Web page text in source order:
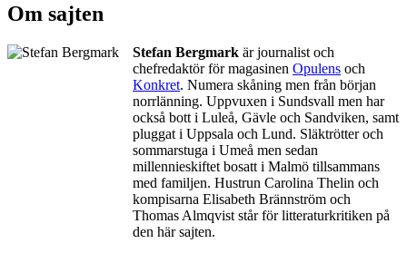
Om sajten
Stefan Bergmark är journalist och
chefredaktör för magasinen Opulens och
Konkret. Numera skåning men från början
norrlänning. Uppvuxen i Sundsvall men har
också bott i Luleå, Gävle och Sandviken, samt
pluggat i Uppsala och Lund. Släktrötter och
sommarstuga i Umeå men sedan
millennieskiftet bosatt i Malmö tillsammans
med familjen. Hustrun Carolina Thelin och
kompisarna Elisabeth Brännström och
Thomas Almqvist står för litteraturkritiken på
den här sajten.